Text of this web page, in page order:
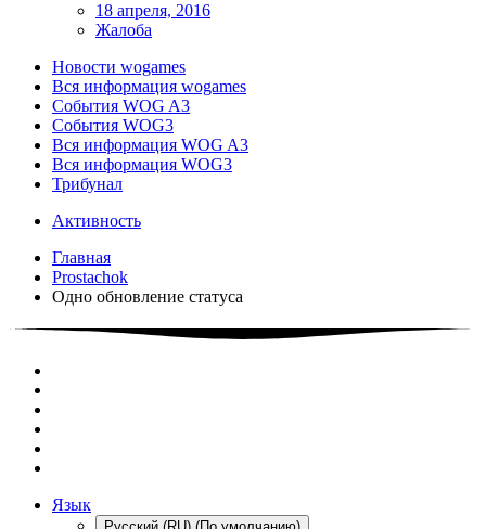
18 апреля, 2016
Жалоба
Новости wogames
Вся информация wogames
События WOG A3
События WOG3
Вся информация WOG A3
Вся информация WOG3
Трибунал
Активность
Главная
Prostachok
Одно обновление статуса
Язык